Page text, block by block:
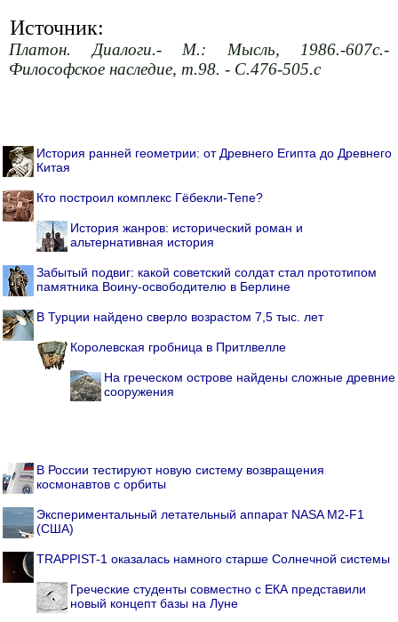
Источник:
Платон. Диалоги.- М.: Мысль, 1986.-607с.-
Философское наследие, т.98. - С.476-505.с
История ранней геометрии: от Древнего Египта до Древнего
Китая
Кто построил комплекс Гёбекли-Тепе?
История жанров: исторический роман и
альтернативная история
Забытый подвиг: какой советский солдат стал прототипом
памятника Воину-освободителю в Берлине
В Турции найдено сверло возрастом 7,5 тыс. лет
Королевская гробница в Притлвелле
На греческом острове найдены сложные древние
сооружения
В России тестируют новую систему возвращения
космонавтов с орбиты
Экспериментальный летательный аппарат NASA M2-F1
(США)
TRAPPIST-1 оказалась намного старше Солнечной системы
Греческие студенты совместно с ЕКА представили
новый концепт базы на Луне